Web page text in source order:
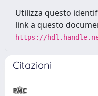
Utilizza questo
link a questo
https://
Citazioni